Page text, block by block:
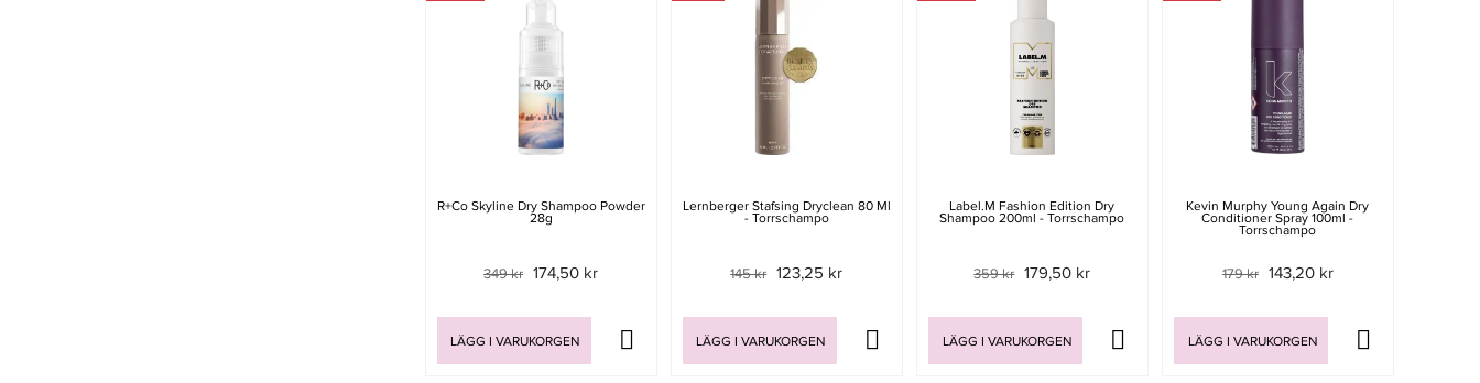
R+Co Skyline Dry Shampoo Powder
28g
349 kr 174,50 kr
LÄGG I VARUKORGEN
Lernberger Stafsing Dryclean 80 Ml
- Torrschampo
145 kr 123,25 kr
LÄGG I VARUKORGEN
Label.m Fashion Edition Dry
Shampoo 200ml - Torrschampo
359 kr 179,50 kr
LÄGG I VARUKORGEN
Kevin Murphy Young Again Dry
Conditioner Spray 100ml -
Torrschampo
179 kr 143,20 kr
LÄGG I VARUKORGEN